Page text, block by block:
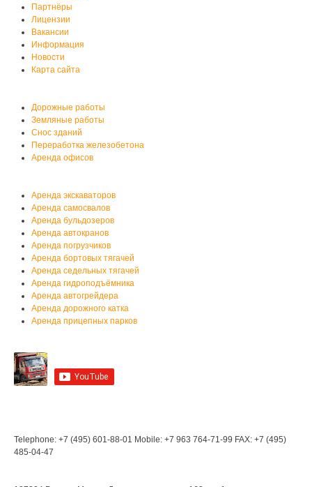
Партнёры
Лицензии
Вакансии
Информация
Новости
Карта сайта
Дорожные работы
Земляные работы
Снос зданий
Переработка железобетона
Аренда офисов
Аренда экскаваторов
Аренда самосвалов
Аренда бульдозеров
Аренда автокранов
Аренда погрузчиков
Аренда бортовых тягачей
Аренда седельных тягачей
Аренда гидроподъёмника
Аренда автогрейдера
Аренда дорожного катка
Аренда прицепных парков
Telephone: +7 (495) 601-88-01 Mobile: +7 963 764-71-99 FAX: +7 (495)
485-04-47